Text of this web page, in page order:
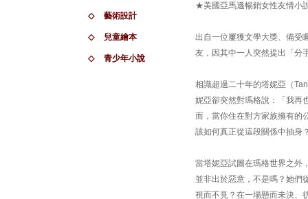
◇ 藝術設計
◇ 兒童繪本
◇ 青少年小說
★美國亞馬遜暢銷女性友情小
出自一位屢獲文學大獎、備受
友，因其中一人突然提出「分
相識超過二十年的塔妮亞（
妮亞卻突然對瑪格說：「我再
而，當你住在對方家族擁有的
該如何真正從這段關係中抽身
當塔妮亞試圖在瑪格世界之外
並非出於惡意，不是嗎？她們
視而不見？在一場懸而未決、